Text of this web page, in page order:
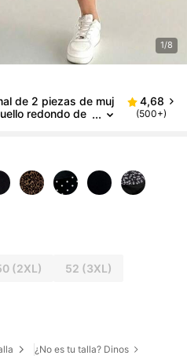
1/8
de 2 piezas de muj
redondo de
4,68
(500+)
(2XL) 52 (3XL)
¿No es tu talla? Dinos